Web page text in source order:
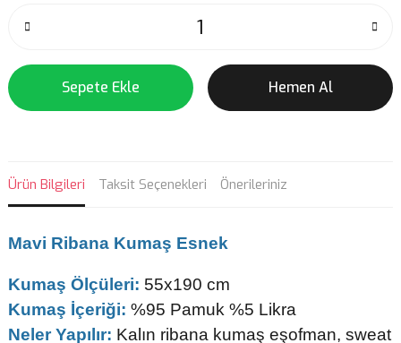
Sepete Ekle Hemen Al
Ürün Bilgileri Taksit Seçenekleri Önerileriniz
Mavi Ribana Kumaş Esnek
Kumaş Ölçüleri: 55x190 cm
Kumaş İçeriği: %95 Pamuk %5 Likra
Neler Yapılır: Kalın ribana kumaş eşofman, sweat